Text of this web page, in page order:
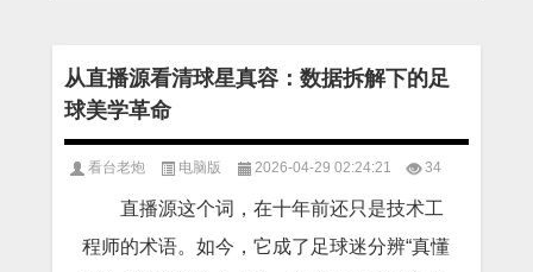
从直播源看清球星真容：数据拆解下的足
球美学革命
看台老炮 电脑版 2026-04-29 02:24:21 34
直播源这个词，在十年前还只是技术工
程师的术语。如今，它成了足球迷分辨“真懂